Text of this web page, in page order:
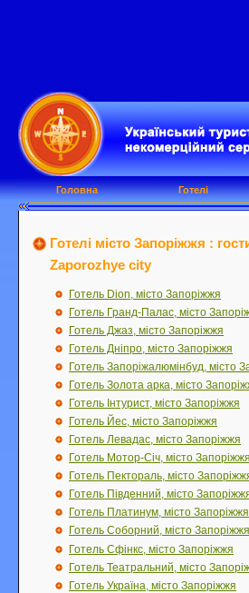
Готелі місто Запоріжжя :
Zaporozhye city
Готель Dion, місто Запоріжжя
Готель Гранд-Палас, місто
Готель Джаз, місто Запоріжжя
Готель Дніпро, місто Запоріжжя
Готель Запоріжалюмінбуд, місто
Готель Золота арка, місто
Готель Інтурист, місто Запоріжжя
Готель Йес, місто Запоріжжя
Готель Левадас, місто Запоріжжя
Готель Мотор-Січ, місто Запоріжжя
Готель Пектораль, місто
Готель Південний, місто
Готель Платинум, місто Запоріжжя
Готель Соборний, місто Запоріжжя
Готель Сфінкс, місто Запоріжжя
Готель Театральний, місто
Готель Україна, місто Запоріжжя
Головна Готелі